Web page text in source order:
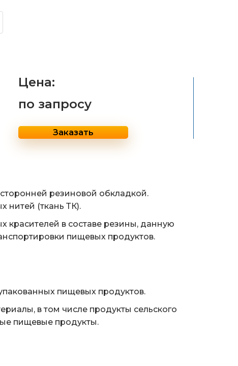
Цена:
по запросу
Заказать
резиновой обкладкой.
нитей (ткань ТК).
красителей в составе резины, данную
пищевых продуктов.
пищевых продуктов.
в том числе продукты сельского
пищевые продукты.